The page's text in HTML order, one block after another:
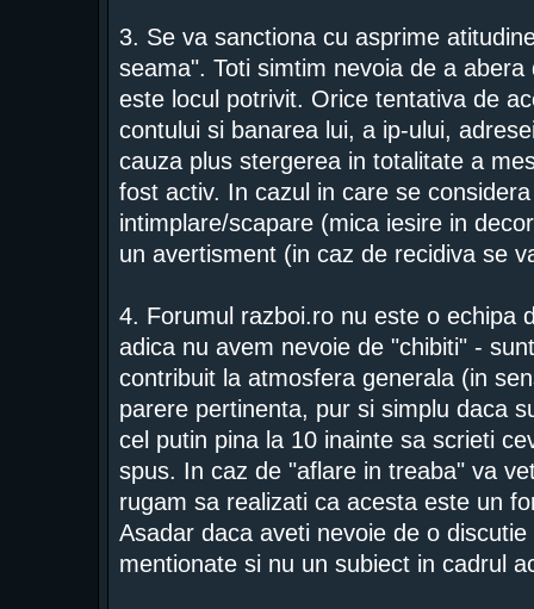
3. Se va sanctiona cu asprime
seama". Toti simtim nevoia de a
este locul potrivit. Orice tentativa de
contului si banarea lui, a ip-ului,
cauza plus stergerea in totalitate a
fost activ. In cazul in care se
intimplare/scapare (mica iesire in
un avertisment (in caz de recidiva se
4. Forumul razboi.ro nu este o echipa
adica nu avem nevoie de "chibiti" -
contribuit la atmosfera generala (in
parere pertinenta, pur si simplu daca
cel putin pina la 10 inainte sa scrieti
spus. In caz de "aflare in treaba" va
rugam sa realizati ca acesta este un
Asadar daca aveti nevoie de o
mentionate si nu un subiect in cadrul